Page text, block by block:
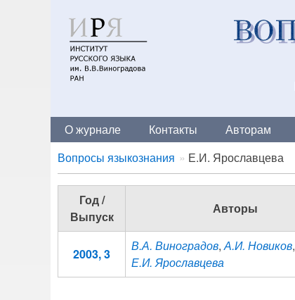
О журнале Контакты Авторам
Breadcrumbs
You
are
here:
Вопросы языкознания Е.И. Ярославцева
Год /
Выпуск
Авторы
2003, 3
В.А. Виноградов,А.И. Новиков,
Е.И. Ярославцева